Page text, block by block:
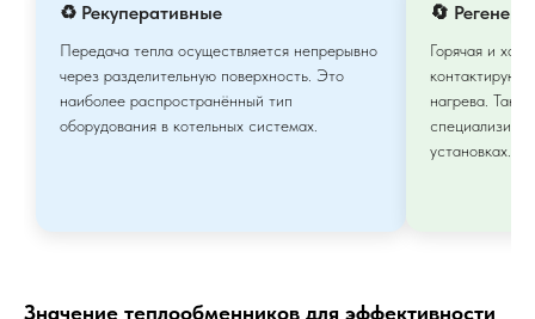
♻️ Рекуперативные
Передача тепла осуществляется непрерывно
через разделительную поверхность. Это
наиболее распространённый тип
оборудования в котельных системах.
🔄
Горячая и
контактируют
нагрева.
установках.
Значение теплообменников для эффективности